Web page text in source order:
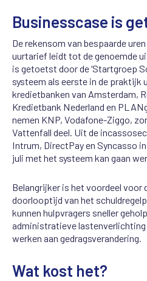
Businesscase is
De rekensom van bespaarde
uurtarief leidt tot de genoemde
is getoetst door de ‘Startgroep
systeem als eerste in de
kredietbanken van Amsterdam,
Kredietbank Nederland en
nemen KNP, Vodafone-Ziggo,
Vattenfall deel. Uit de
Intrum, DirectPay en Syncasso
juli met het systeem kan gaan
Belangrijker is het voordeel voor
doorlooptijd van het
kunnen hulpvragers sneller
administratieve
werken aan gedragsverandering.
Wat kost het?